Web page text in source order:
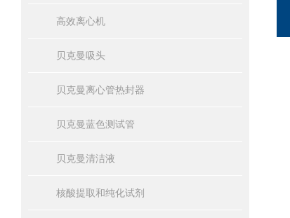
高效离心机
贝克曼吸头
贝克曼离心管热封器
贝克曼蓝色测试管
贝克曼清洁液
核酸提取和纯化试剂